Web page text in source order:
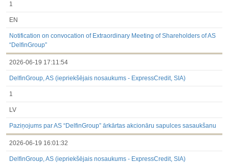
1
EN
Notification on convocation of Extraordinary Meeting of Shareholders of AS
“DelfinGroup”
2026-06-19 17:11:54
DelfinGroup, AS (iepriekšējais nosaukums - ExpressCredit, SIA)
1
LV
Paziņojums par AS “DelfinGroup” ārkārtas akcionāru sapulces sasaukšanu
2026-06-19 16:01:32
DelfinGroup, AS (iepriekšējais nosaukums - ExpressCredit, SIA)